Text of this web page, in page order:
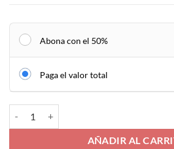
Abona con el 50%
Paga el valor total
Silla Tambora cantidad
AÑADIR AL